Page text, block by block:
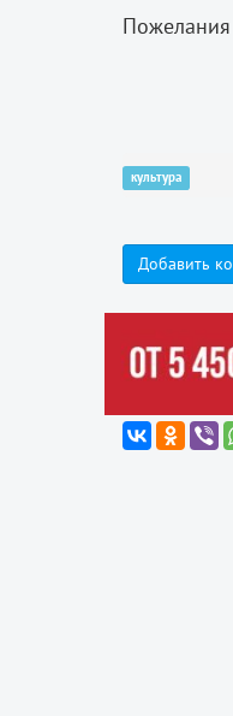
Пожелания
культура
Добавить